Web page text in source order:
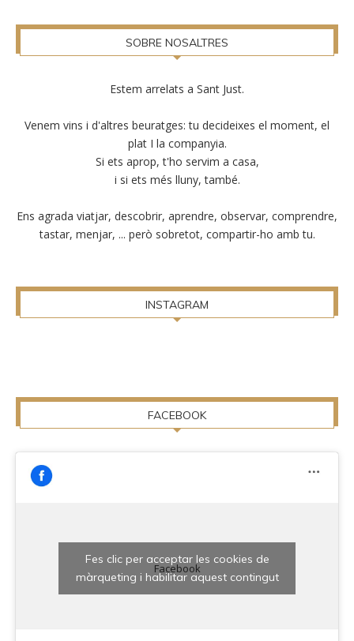
SOBRE NOSALTRES
Estem arrelats a Sant Just.
Venem vins i d'altres beuratges: tu decideixes el moment, el
plat I la companyia.
Si ets aprop, t'ho servim a casa,
i si ets més lluny, també.
Ens agrada viatjar, descobrir, aprendre, observar, comprendre,
tastar, menjar, ... però sobretot, compartir-ho amb tu.
INSTAGRAM
FACEBOOK
Facebook
Fes clic per acceptar les cookies de
màrqueting i habilitar aquest contingut